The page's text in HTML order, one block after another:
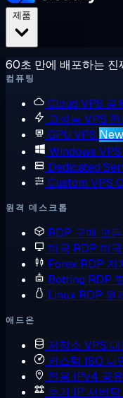
60초 만에 배포하는 진
컴퓨팅
Cloud VPS 공
고성능 VPS
GPU VPS New
Windows VPS
Dedicated
Custom VPS
원격 데스크톱
RDP 구매 모
미국 RDP 미
Forex RDP 저
Botting RDP
Linux RDP 원
애드온
저장소 VPS
커스텀 ISO 나
전용 IPv4 공
추가 IP 서버